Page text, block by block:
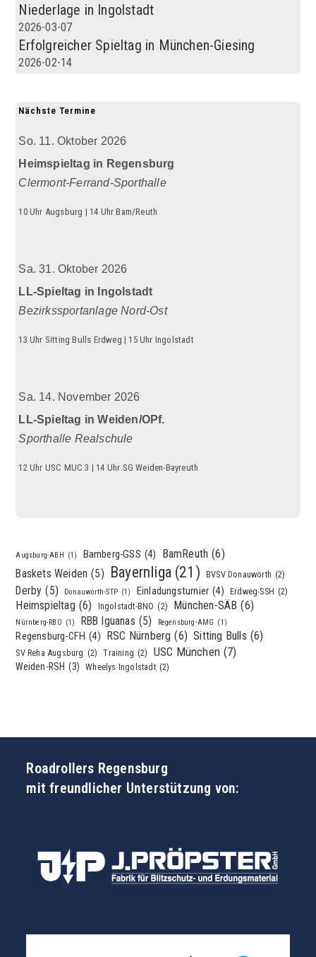
Niederlage in Ingolstadt
2026-03-07
Erfolgreicher Spieltag in München-Giesing
2026-02-14
Nächste Termine
So. 11. Oktober 2026
Heimspieltag in Regensburg
Clermont-Ferrand-Sporthalle
10 Uhr Augsburg | 14 Uhr Bam/Reuth
Sa. 31. Oktober 2026
LL-Spieltag in Ingolstadt
Bezirkssportanlage Nord-Ost
13 Uhr Sitting Bulls Erdweg | 15 Uhr Ingolstadt
Sa. 14. November 2026
LL-Spieltag in Weiden/OPf.
Sporthalle Realschule
12 Uhr USC MUC 3 | 14 Uhr SG Weiden-Bayreuth
Augsburg-ABH (1) Bamberg-GSS (4) BamReuth (6)
Baskets Weiden (5) Bayernliga (21) BVSV Donauwörth (2)
Derby (5) Donauwörth-STP (1) Einladungsturnier (4) Erdweg-SSH (2)
Heimspieltag (6) Ingolstadt-BNO (2) München-SÄB (6)
Nürnberg-RBO (1) RBB Iguanas (5) Regensburg-AMG (1)
Regensburg-CFH (4) RSC Nürnberg (6) Sitting Bulls (6)
SV Reha Augsburg (2) Training (2) USC München (7)
Weiden-RSH (3) Wheelys Ingolstadt (2)
Roadrollers Regensburg
mit freundlicher Unterstützung von: